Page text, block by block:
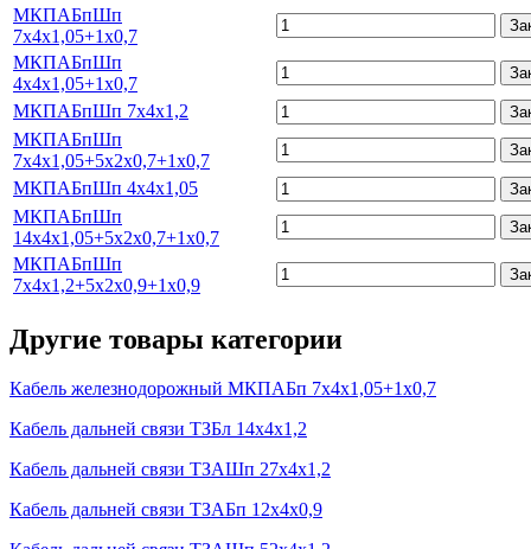
МКПАБпШп
7х4х1,05+1х0,7
МКПАБпШп
4х4х1,05+1х0,7
МКПАБпШп 7х4х1,2
МКПАБпШп
7х4х1,05+5х2х0,7+1х0,7
МКПАБпШп 4х4х1,05
МКПАБпШп
14х4х1,05+5х2х0,7+1х0,7
МКПАБпШп
7х4х1,2+5х2х0,9+1х0,9
Другие товары категории
Кабель железнодорожный МКПАБп 7х4х1,05+1х0,7
Кабель дальней связи ТЗБл 14х4х1,2
Кабель дальней связи ТЗАШп 27х4х1,2
Кабель дальней связи ТЗАБп 12х4х0,9